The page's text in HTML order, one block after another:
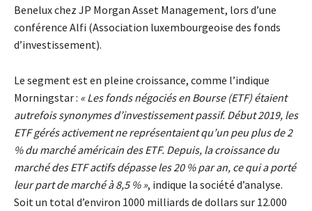
Benelux chez JP Morgan Asset Management, lors d’une
conférence Alfi (Association luxembourgeoise des fonds
d’investissement).
Le segment est en pleine croissance, comme l’indique
Morningstar : «Les fonds négociés en Bourse (ETF) étaient
autrefois synonymes d’investissement passif. Début 2019, les
ETF gérés activement ne représentaient qu’un peu plus de 2
% du marché américain des ETF. Depuis, la croissance du
marché des ETF actifs dépasse les 20 % par an, ce qui a porté
leur part de marché à 8,5 % », indique la société d’analyse.
Soit un total d’environ 1000 milliards de dollars sur 12.000